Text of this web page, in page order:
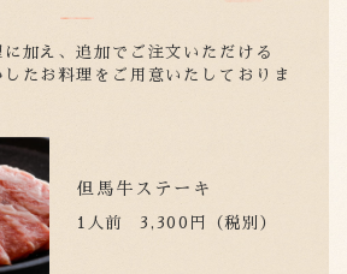
加え、追加でご注文いただける
たお料理をご用意いたしておりま
但馬牛ステーキ
1人前 3,300円（税別）